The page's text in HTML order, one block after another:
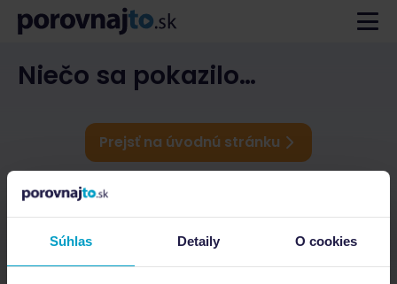
Súhlas Detaily O cookies
Niečo sa pokazilo…
Prejsť na úvodnú stránku